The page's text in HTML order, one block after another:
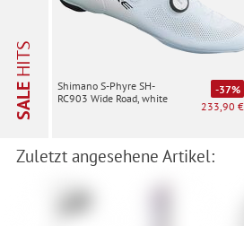
SALE
HITS
Shimano S-Phyre SH-
RC903 Wide Road, white
-37%
233,90 €
Zuletzt angesehene Artikel: